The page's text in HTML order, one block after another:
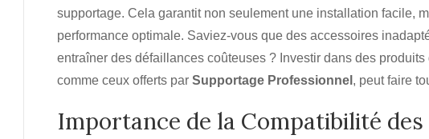
supportage. Cela garantit non seulement une installation facile,
performance optimale. Saviez-vous que des accessoires
entraîner des défaillances coûteuses ? Investir dans des produits
comme ceux offerts par Supportage Professionnel , peut faire
Importance de la Compatibilité des